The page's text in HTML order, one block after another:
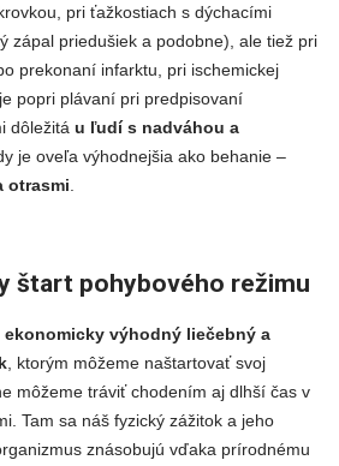
pri ťažkostiach s dýchacími
zápal priedušiek a podobne), ale tiež pri
prekonaní infarktu, pri ischemickej
popri plávaní pri predpisovaní
dôležitá u ľudí s nadváhou a
je oveľa výhodnejšia ako behanie –
otrasmi
štart pohybového režimu
ekonomicky výhodný liečebný a
, ktorým môžeme naštartovať svoj
môžeme tráviť chodením aj dlhší čas v
Tam sa náš fyzický zážitok a jeho
znásobujú vďaka prírodnému